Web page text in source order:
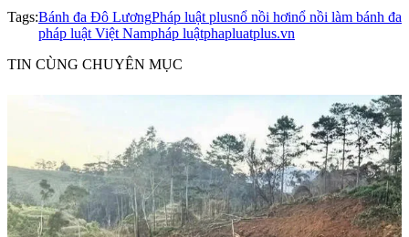
Tags:Bánh đa Đô LươngPháp luật plusnổ nồi hơinổ nồi làm bánh đa
pháp luật Việt Nampháp luậtphapluatplus.vn
TIN CÙNG CHUYÊN MỤC